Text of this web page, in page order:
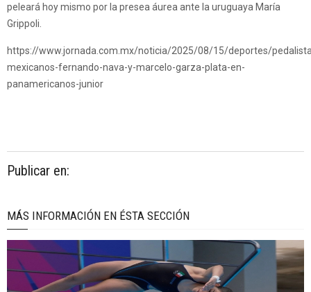
peleará hoy mismo por la presea áurea ante la uruguaya María
Grippoli.
https://www.jornada.com.mx/noticia/2025/08/15/deportes/
mexicanos-fernando-nava-y-marcelo-garza-plata-en-
panamericanos-junior
Publicar en:
MÁS INFORMACIÓN EN ÉSTA SECCIÓN